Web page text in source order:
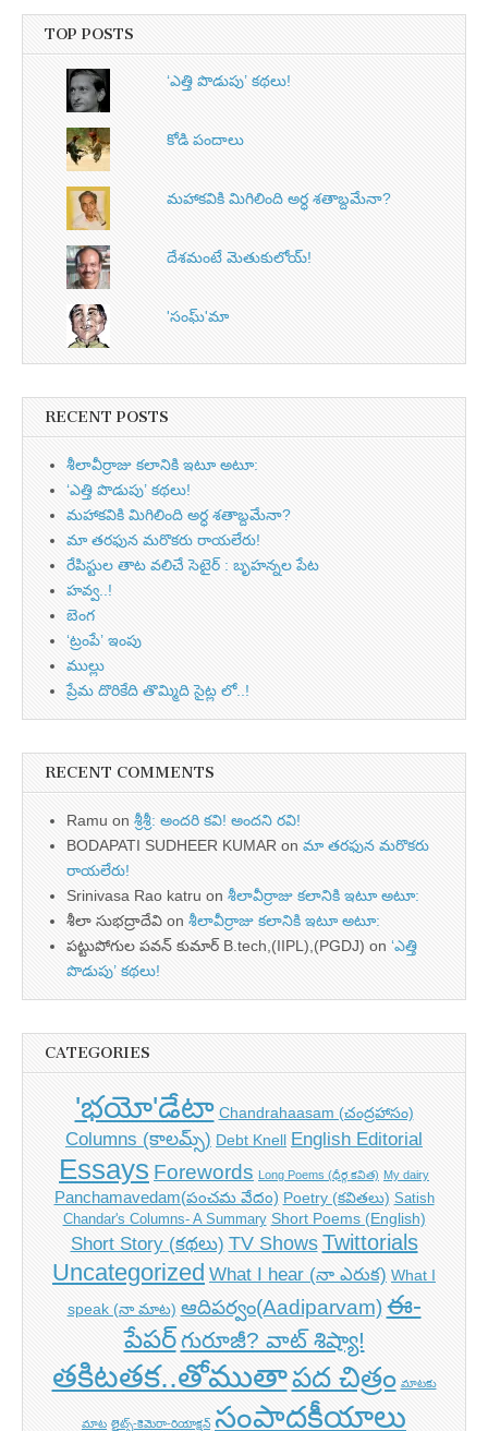
TOP POSTS
‘ఎత్తి పొడుపు’ కథలు!
కోడి పందాలు
మహాకవికి మిగిలింది అర్ధ శతాబ్దమేనా?
దేశమంటే మెతుకులోయ్‌!
'సంఘ్'మా
RECENT POSTS
శీలావీర్రాజు కలానికి ఇటూ అటూ:
‘ఎత్తి పొడుపు’ కథలు!
మహాకవికి మిగిలింది అర్ధ శతాబ్దమేనా?
మా తరఫున మరొకరు రాయలేరు!
రేపిస్టుల తాట వలిచే సెటైర్ : బృహన్నల పేట
హవ్వ..!
బెంగ
‘ట్రంపే’ ఇంపు
ముల్లు
ప్రేమ దొరికేది తొమ్మిది సైట్ల లో..!
RECENT COMMENTS
Ramu on శ్రీశ్రీ: అందరి కవి! అందని రవి!
BODAPATI SUDHEER KUMAR on మా తరఫున మరొకరు
రాయలేరు!
Srinivasa Rao katru on శీలావీర్రాజు కలానికి ఇటూ అటూ:
శీలా సుభద్రాదేవి on శీలావీర్రాజు కలానికి ఇటూ అటూ:
పట్టుపోగుల పవన్ కుమార్ B.tech,(IIPL),(PGDJ) on ‘ఎత్తి
పొడుపు’ కథలు!
CATEGORIES
'భయో'డేటా Chandrahaasam (చంద్రహాసం)
Columns (కాలమ్స్) Debt Knell English Editorial
Essays Forewords Long Poems (ధీర్గ కవిత) My dairy
Panchamavedam(పంచమ వేదం) Poetry (కవితలు) Satish
Chandar's Columns- A Summary Short Poems (English)
Short Story (కథలు) TV Shows Twittorials
Uncategorized What I hear (నా ఎరుక) What I
speak (నా మాట) ఆదిపర్వం(Aadiparvam) ఈ-
పేపర్గురూజీ? వాట్ శిష్యా!
తకిటతక..తోముతాపద చిత్రం మాటకు
మాట లైట్స్-కెమెరా-రియాక్షన్ సంపాదకీయాలు